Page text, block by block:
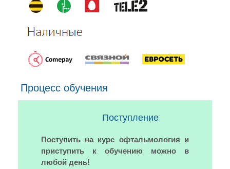
Процесс обучения
Поступление
Поступить на курс офтальмология и
приступить к обучению можно в
любой день!